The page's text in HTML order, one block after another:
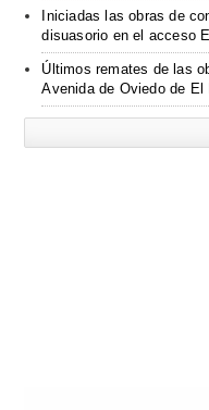
Iniciadas las obras de
disuasorio en el acceso
Últimos remates de las
Avenida de Oviedo de El